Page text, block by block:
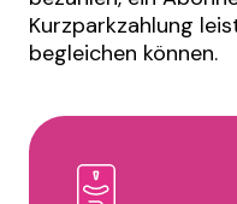
Kurzparkzahlung
begleichen können.